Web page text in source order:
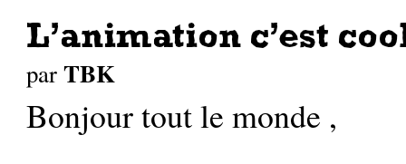
L'animation c'est
parTBK
Bonjour tout le monde ,